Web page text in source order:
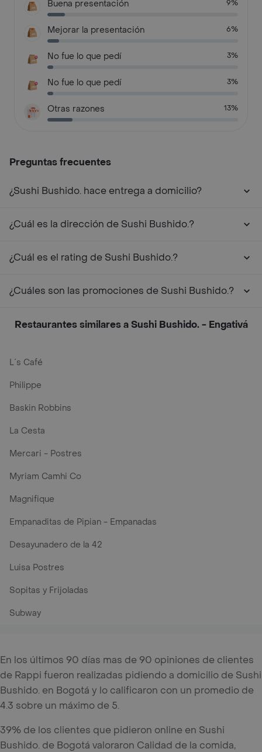
Buena presentación 9%
Mejorar la presentación 6%
No fue lo que pedí 3%
No fue lo que pedí 3%
Otras razones 13%
Preguntas frecuentes
¿Sushi Bushido. hace entrega a domicilio?
¿Cuál es la dirección de Sushi Bushido.?
¿Cuál es el rating de Sushi Bushido.?
¿Cuáles son las promociones de Sushi Bushido.?
Restaurantes similares a Sushi Bushido. - Engativá
L´s Café
Philippe
Baskin Robbins
La Cesta
Mercari - Postres
Myriam Camhi Co
Magnifique
Empanaditas de Pipian - Empanadas
Desayunadero de la 42
Luisa Postres
Sopitas y Frijoladas
Subway
En los últimos 90 días mas de 90 opiniones de clientes
de Rappi fueron realizadas pidiendo a domicilio de Sushi
Bushido. en Bogotá y lo calificaron con un promedio de
4.3 sobre un máximo de 5.
39% de los clientes que pidieron online en Sushi
Bushido. de Bogotá valoraron Calidad de la comida,